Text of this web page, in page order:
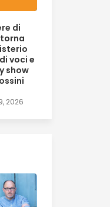
di
voci e
show
2026